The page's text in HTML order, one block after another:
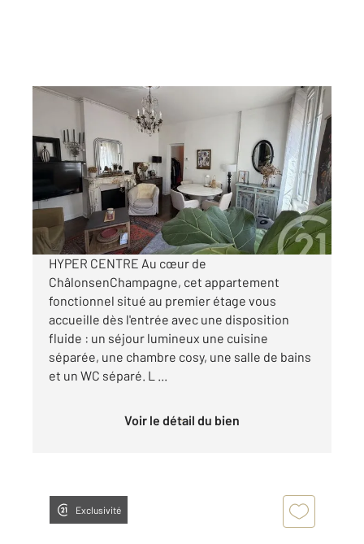
CHALONS EN CHAMPAGNE 51
, 2 pièces
Ref : 8375
Appartement F2 à vendre
89 000 €
Visiter le site dédié
HYPER CENTRE Au cœur de
ChâlonsenChampagne, cet appartement
fonctionnel situé au premier étage vous
accueille dès l'entrée avec une disposition
fluide : un séjour lumineux une cuisine
séparée, une chambre cosy, une salle de bains
et un WC séparé. L ...
Voir le détail du bien
Exclusivité